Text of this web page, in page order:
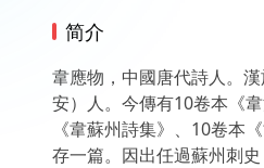
简介
韋應物，中國唐代詩人。
安）人。今傳有10卷本《
《韋蘇州詩集》、10卷本
存一篇。因出任過蘇州刺